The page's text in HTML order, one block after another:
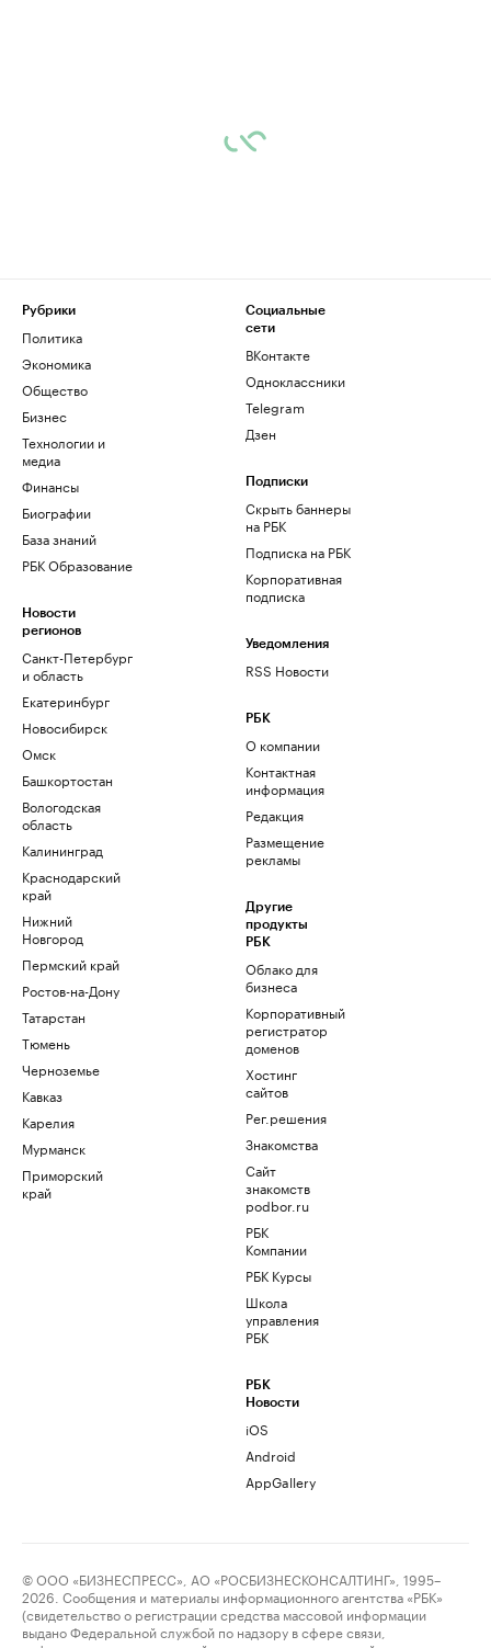
Рубрики
Политика
Экономика
Общество
Бизнес
Технологии и
медиа
Финансы
Биографии
База знаний
РБК Образование
Новости
регионов
Санкт-Петербург
и область
Екатеринбург
Новосибирск
Омск
Башкортостан
Вологодская
область
Калининград
Краснодарский
край
Нижний
Новгород
Пермский край
Ростов-на-Дону
Татарстан
Тюмень
Черноземье
Кавказ
Карелия
Мурманск
Приморский
край
Социальные
сети
ВКонтакте
Одноклассники
Telegram
Дзен
Подписки
Скрыть баннеры
на РБК
Подписка на РБК
Корпоративная
подписка
Уведомления
RSS Новости
РБК
О компании
Контактная
информация
Редакция
Размещение
рекламы
Другие
продукты
РБК
Облако для
бизнеса
Корпоративный
регистратор
доменов
Хостинг
сайтов
Рег.решения
Знакомства
Сайт
знакомств
podbor.ru
РБК
Компании
РБК Курсы
Школа
управления
РБК
РБК
Новости
iOS
Android
AppGallery
© ООО «БИЗНЕСПРЕСС», АО «РОСБИЗНЕСКОНСАЛТИНГ», 1995–
2026. Сообщения и материалы информационного агентства «РБК»
(свидетельство о регистрации средства массовой информации
выдано Федеральной службой по надзору в сфере связи,